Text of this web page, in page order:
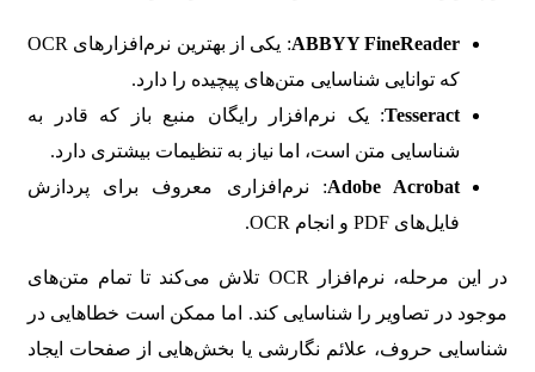
ABBYY FineReader
: یکی از بهترین نرم‌افزارهای OCR
که توانایی شناسایی متن‌های پیچیده را دارد.
Tesseract: یک نرم‌افزار رایگان منبع باز که قادر به
شناسایی متن است، اما نیاز به تنظیمات بیشتری دارد.
Adobe Acrobat: نرم‌افزاری معروف برای پردازش
فایل‌های PDF و انجام OCR.
در این مرحله، نرم‌افزار OCR تلاش می‌کند تا تمام متن‌های
موجود در تصاویر را شناسایی کند. اما ممکن است خطاهایی در
شناسایی حروف، علائم نگارشی یا بخش‌هایی از صفحات ایجاد